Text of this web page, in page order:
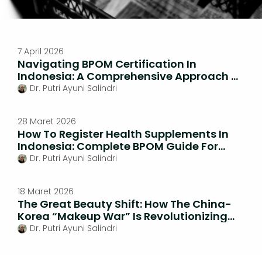
7 April 2026
Navigating BPOM Certification In
Indonesia: A Comprehensive Approach To
Product Safety And Quality
Dr. Putri Ayuni Salindri
28 Maret 2026
How To Register Health Supplements In
Indonesia: Complete BPOM Guide For
Foreign Companies
Dr. Putri Ayuni Salindri
18 Maret 2026
The Great Beauty Shift: How The China-
Korea “Makeup War” Is Revolutionizing
The Beauty Indonesia Market
Dr. Putri Ayuni Salindri